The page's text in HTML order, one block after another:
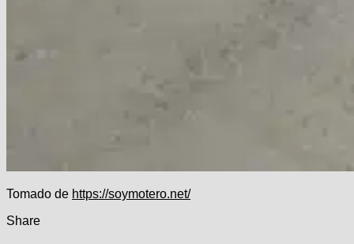
Tomado de https://soymotero.net/
Share